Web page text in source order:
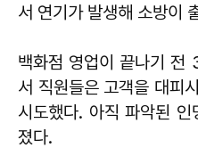
서 연기가 발생해 소방이
백화점 영업이 끝나기 전
서 직원들은 고객을 대피
시도했다. 아직 파악된
졌다.